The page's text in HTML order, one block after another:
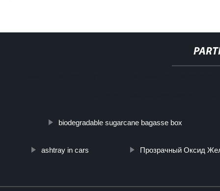
biodegradable sugarcane bagasse box
ashtray in cars Прозрачный Оксид